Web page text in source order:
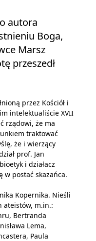
autora
Boga,
Marsz
przeszedł
przez Kościół i
intelektualiście XVII
rządowi, że ma
traktować
że i wierzący
prof. Jan
i działacz
w postać skazańca.
Kopernika. Nieśli
ateistów, m.in.:
Bertranda
Lema,
Paula